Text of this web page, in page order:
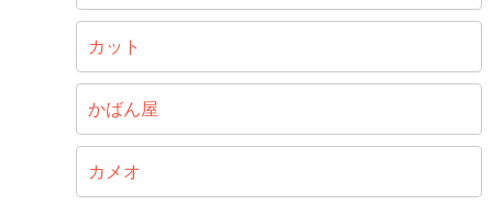
カット
かばん屋
カメオ